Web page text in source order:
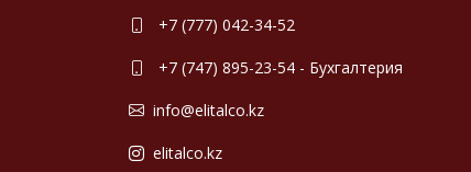
+7 (777) 042-34-52
+7 (747) 895-23-54 - Бухгалтерия
info@elitalco.kz
elitalco.kz